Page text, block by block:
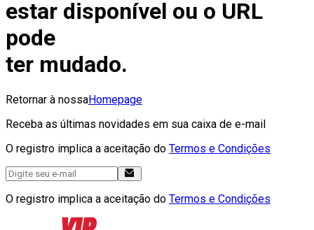
estar disponível ou o URL
pode
ter mudado.
Retornar à nossaHomepage
Receba as últimas novidades em sua caixa de e-mail
O registro implica a aceitação do Termos e Condições
O registro implica a aceitação do Termos e Condições